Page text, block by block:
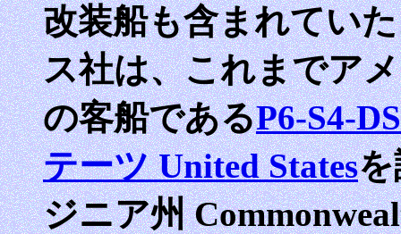
改装船も含まれてい
ス社は、これまでア
の客船であるP6-S4-
テーツ United Statesを
ジニア州